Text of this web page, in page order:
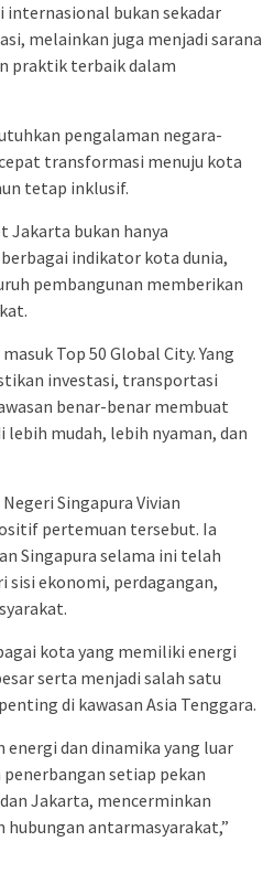
bukan sekadar
melainkan juga menjadi sarana
praktik terbaik dalam
pengalaman negara-
transformasi menuju kota
tetap inklusif.
Jakarta bukan hanya
indikator kota dunia,
pembangunan memberikan
Top 50 Global City. Yang
investasi, transportasi
benar-benar membuat
lebih mudah, lebih nyaman, dan
Singapura Vivian
pertemuan tersebut. Ia
Singapura selama ini telah
ekonomi, perdagangan,
kota yang memiliki energi
serta menjadi salah satu
di kawasan Asia Tenggara.
energi dan dinamika yang luar
penerbangan setiap pekan
Jakarta, mencerminkan
antarmasyarakat,”